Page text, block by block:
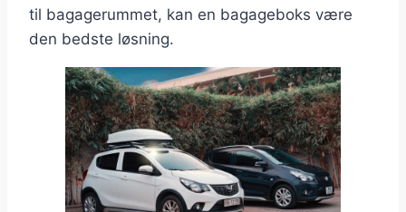
til bagagerummet, kan en bagageboks være
den bedste løsning.